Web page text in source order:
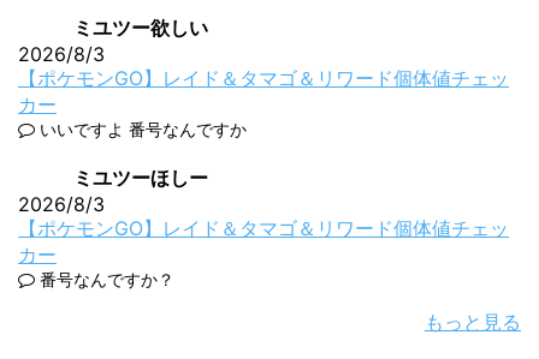
ミユツー欲しい
2026/8/3
【ポケモンGO】レイド＆タマゴ＆リワード個体値チェッ
カー
いいですよ 番号なんですか
ミユツーほしー
2026/8/3
【ポケモンGO】レイド＆タマゴ＆リワード個体値チェッ
カー
番号なんですか？
もっと見る